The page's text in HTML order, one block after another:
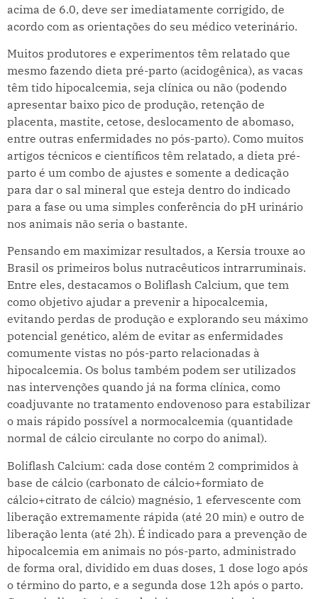
acima de 6.0, deve ser imediatamente corrigido, de
acordo com as orientações do seu médico veterinário.
Muitos produtores e experimentos têm relatado que
mesmo fazendo dieta pré-parto (acidogênica), as vacas
têm tido hipocalcemia, seja clínica ou não (podendo
apresentar baixo pico de produção, retenção de
placenta, mastite, cetose, deslocamento de abomaso,
entre outras enfermidades no pós-parto). Como muitos
artigos técnicos e científicos têm relatado, a dieta pré-
parto é um combo de ajustes e somente a dedicação
para dar o sal mineral que esteja dentro do indicado
para a fase ou uma simples conferência do pH urinário
nos animais não seria o bastante.
Pensando em maximizar resultados, a Kersia trouxe ao
Brasil os primeiros bolus nutracêuticos intrarruminais.
Entre eles, destacamos o Boliflash Calcium, que tem
como objetivo ajudar a prevenir a hipocalcemia,
evitando perdas de produção e explorando seu máximo
potencial genético, além de evitar as enfermidades
comumente vistas no pós-parto relacionadas à
hipocalcemia. Os bolus também podem ser utilizados
nas intervenções quando já na forma clínica, como
coadjuvante no tratamento endovenoso para estabilizar
o mais rápido possível a normocalcemia (quantidade
normal de cálcio circulante no corpo do animal).
Boliflash Calcium: cada dose contém 2 comprimidos à
base de cálcio (carbonato de cálcio+formiato de
cálcio+citrato de cálcio) magnésio, 1 efervescente com
liberação extremamente rápida (até 20 min) e outro de
liberação lenta (até 2h). É indicado para a prevenção de
hipocalcemia em animais no pós-parto, administrado
de forma oral, dividido em duas doses, 1 dose logo após
o término do parto, e a segunda dose 12h após o parto.